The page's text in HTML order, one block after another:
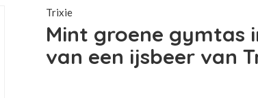
Trixie
Mint groene gymtas
van een ijsbeer van